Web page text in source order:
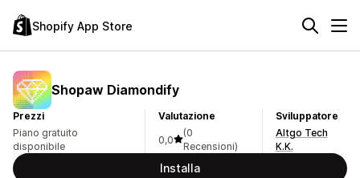
Shopify App Store
Shopaw Diamondify
Prezzi
Piano gratuito
disponibile
Valutazione
0,0
(0
Recensioni)
Sviluppatore
Altgo Tech
K.K.
Installa